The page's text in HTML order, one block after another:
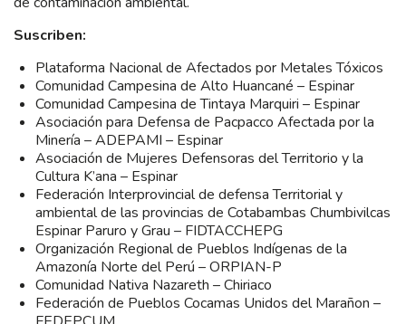
Suscriben:
Plataforma Nacional de Afectados por Metales Tóxicos
Comunidad Campesina de Alto Huancané – Espinar
Comunidad Campesina de Tintaya Marquiri – Espinar
Asociación para Defensa de Pacpacco Afectada por la
Minería – ADEPAMI – Espinar
Asociación de Mujeres Defensoras del Territorio y la
Cultura K’ana – Espinar
Federación Interprovincial de defensa Territorial y
ambiental de las provincias de Cotabambas Chumbivilcas
Espinar Paruro y Grau – FIDTACCHEPG
Organización Regional de Pueblos Indígenas de la
Amazonía Norte del Perú – ORPIAN-P
Comunidad Nativa Nazareth – Chiriaco
Federación de Pueblos Cocamas Unidos del Marañon –